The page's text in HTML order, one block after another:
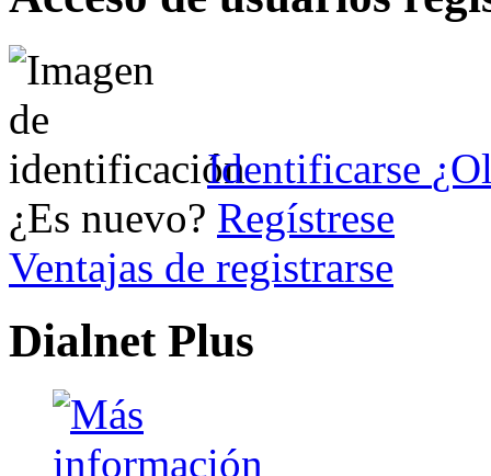
Identificarse
¿Es nuevo? Regístrese
Ventajas de registrarse
Dialnet Plus